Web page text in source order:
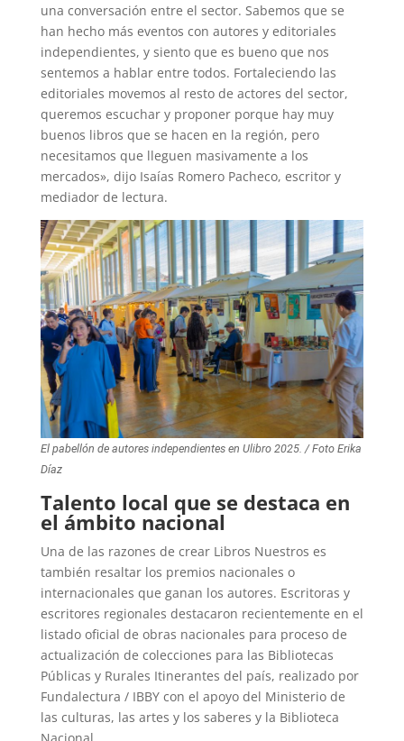
una conversación entre el sector. Sabemos que se
han hecho más eventos con autores y editoriales
independientes, y siento que es bueno que nos
sentemos a hablar entre todos. Fortaleciendo las
editoriales movemos al resto de actores del sector,
queremos escuchar y proponer porque hay muy
buenos libros que se hacen en la región, pero
necesitamos que lleguen masivamente a los
mercados», dijo Isaías Romero Pacheco, escritor y
mediador de lectura.
El pabellón de autores independientes en Ulibro 2025. / Foto Erika
Díaz
Talento local que se destaca en
el ámbito nacional
Una de las razones de crear Libros Nuestros es
también resaltar los premios nacionales o
internacionales que ganan los autores. Escritoras y
escritores regionales destacaron recientemente en el
listado oficial de obras nacionales para proceso de
actualización de colecciones para las Bibliotecas
Públicas y Rurales Itinerantes del país, realizado por
Fundalectura / IBBY con el apoyo del Ministerio de
las culturas, las artes y los saberes y la Biblioteca